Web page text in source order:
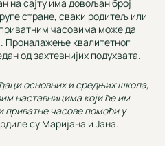
на сајту има довољан број
стране, сваки родитељ или
приватним часовима може да
Проналажење квалитетног
од захтевнијих подухвата.
основних и средњих школа,
наставницима који ће им
приватне часове помоћи у
су Маријана и Јана.